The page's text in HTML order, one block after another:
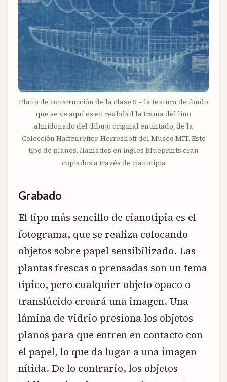
Plano de construcción de la clase S – la textura de fondo
que se ve aquí es en realidad la trama del lino
almidonado del dibujo original entintado; de la
Colección Haffenreffer-Herreshoff del Museo MIT. Este
tipo de planos, llamados en ingles blueprints eran
copiados a través de cianotipia
Grabado
El tipo más sencillo de cianotipia es el
fotograma, que se realiza colocando
objetos sobre papel sensibilizado. Las
plantas frescas o prensadas son un tema
típico, pero cualquier objeto opaco o
translúcido creará una imagen. Una
lámina de vidrio presiona los objetos
planos para que entren en contacto con
el papel, lo que da lugar a una imagen
nítida. De lo contrario, los objetos